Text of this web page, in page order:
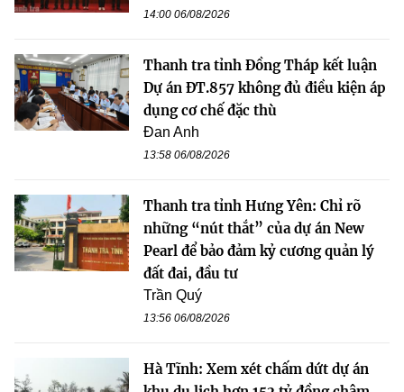
14:00 06/08/2026
Thanh tra tỉnh Đồng Tháp kết luận
Dự án ĐT.857 không đủ điều kiện áp
dụng cơ chế đặc thù
Đan Anh
13:58 06/08/2026
Thanh tra tỉnh Hưng Yên: Chỉ rõ
những “nút thắt” của dự án New
Pearl để bảo đảm kỷ cương quản lý
đất đai, đầu tư
Trần Quý
13:56 06/08/2026
Hà Tĩnh: Xem xét chấm dứt dự án